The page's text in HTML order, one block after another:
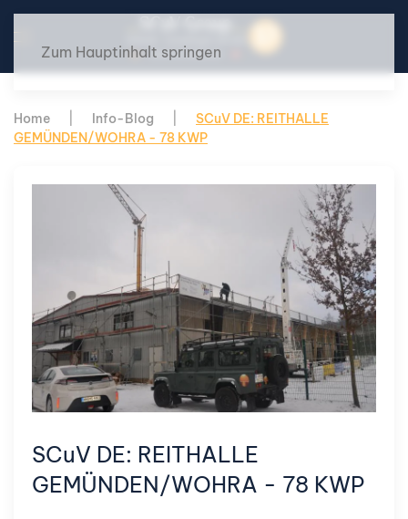
Zum Hauptinhalt springen
Home Info-Blog
SCuV DE: REITHALLE
GEMÜNDEN/WOHRA - 78 KWP
SCuV DE: REITHALLE
GEMÜNDEN/WOHRA - 78 KWP